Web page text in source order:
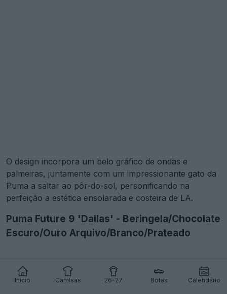
Início Camisas 26-27 Botas Calendário
O design incorpora um belo gráfico de ondas e
palmeiras, juntamente com um impressionante gato da
Puma a saltar ao pôr-do-sol, personificando na
perfeição a estética ensolarada e costeira de LA.
Puma Future 9 'Dallas' - Beringela/Chocolate
Escuro/Ouro Arquivo/Branco/Prateado